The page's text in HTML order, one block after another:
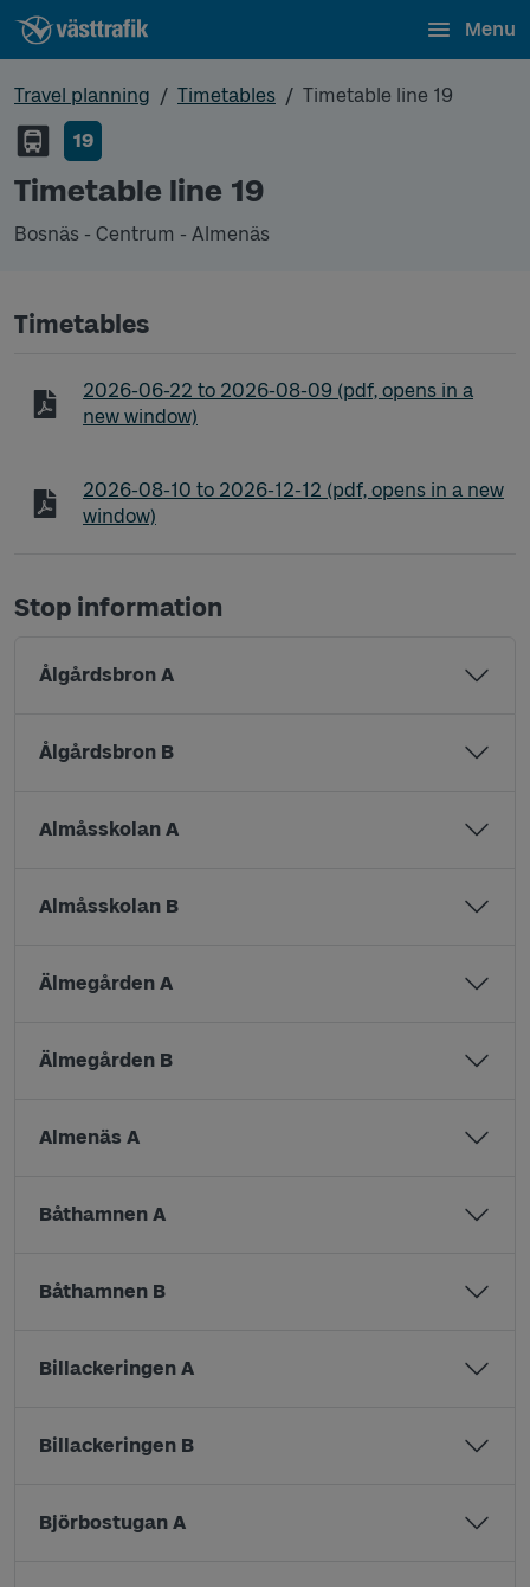
Menu
Travel planning Timetables
Timetable line 19
19
Timetable line 19
Bosnäs - Centrum - Almenäs
Timetables
Timetable line 19 Bosnäs - Centrum - Almenäs
2026-06-22 to 2026-08-09 (pdf, opens in a
new window)
Timetable line 19 Bosnäs - Centrum - Almenäs
2026-08-10 to 2026-12-12 (pdf, opens in a new
window)
Stop information
Ålgårdsbron A
Ålgårdsbron B
Almåsskolan A
Almåsskolan B
Älmegården A
Älmegården B
Almenäs A
Båthamnen A
Båthamnen B
Billackeringen A
Billackeringen B
Björbostugan A